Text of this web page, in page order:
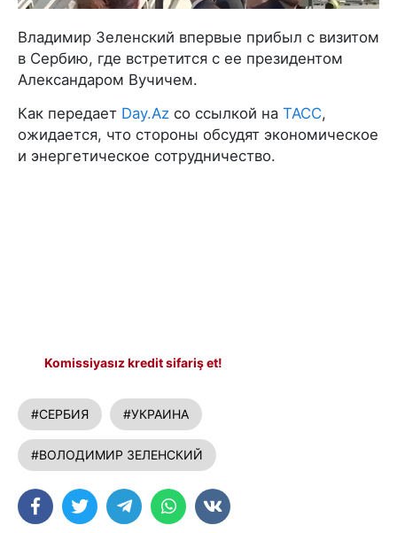
Владимир Зеленский впервые прибыл с визитом
в Сербию, где встретится с ее президентом
Александаром Вучичем.
Как передает Day.Az со ссылкой на ТАСС,
ожидается, что стороны обсудят экономическое
и энергетическое сотрудничество.
Komissiyasız kredit sifariş et!
#СЕРБИЯ #УКРАИНА
#ВОЛОДИМИР ЗЕЛЕНСКИЙ